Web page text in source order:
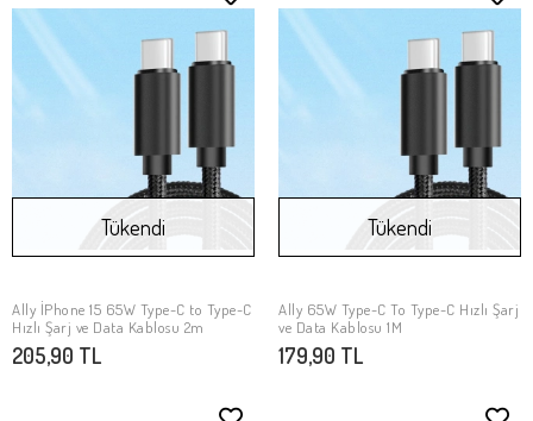
Stokta Yok
Tükendi
Ally İPhone 15 65W Type-C to Type-C
Hızlı Şarj ve Data Kablosu 2m
205,90 TL
Stokta Yok
Tükendi
Ally 65W Type-C To Type-C Hızlı Şarj
ve Data Kablosu 1M
179,90 TL